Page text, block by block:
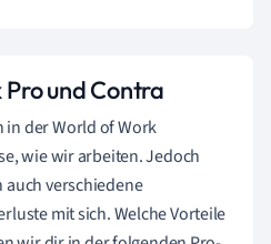
und Contra
in der World of Work
wie wir arbeiten. Jedoch
verschiedene
mit sich. Welche Vorteile